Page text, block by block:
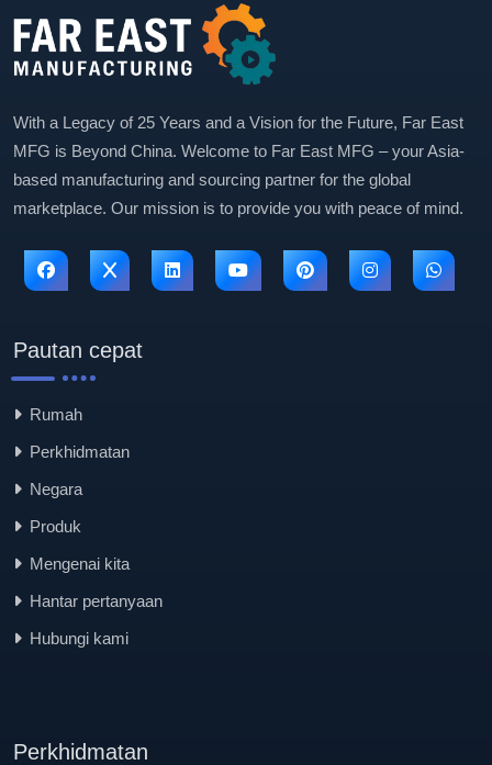
With a Legacy of 25 Years and a Vision for the Future, Far East
MFG is Beyond China. Welcome to Far East MFG – your Asia-
based manufacturing and sourcing partner for the global
marketplace. Our mission is to provide you with peace of mind.
Pautan cepat
Rumah
Perkhidmatan
Negara
Produk
Mengenai kita
Hantar pertanyaan
Hubungi kami
Perkhidmatan